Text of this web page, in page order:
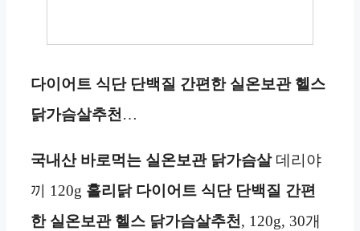
다이어트 식단 단백질 간편한 실온보관 헬스
닭가슴살추천 …
국내산 바로먹는 실온보관 닭가슴살데리야
끼 120g 홀리닭 다이어트 식단 단백질 간편
한 실온보관 헬스 닭가슴살추천, 120g, 30개